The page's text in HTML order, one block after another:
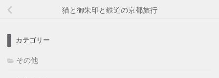
猫と御朱印と鉄道の京都旅行
カテゴリー
その他